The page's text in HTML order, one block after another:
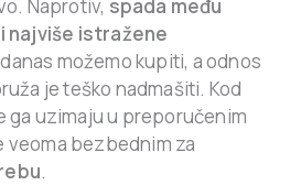
Naprotiv, spada među
najviše istražene
možemo kupiti, a odnos
je teško nadmašiti. Kod
ga uzimaju u preporučenim
veoma bezbednim za
.